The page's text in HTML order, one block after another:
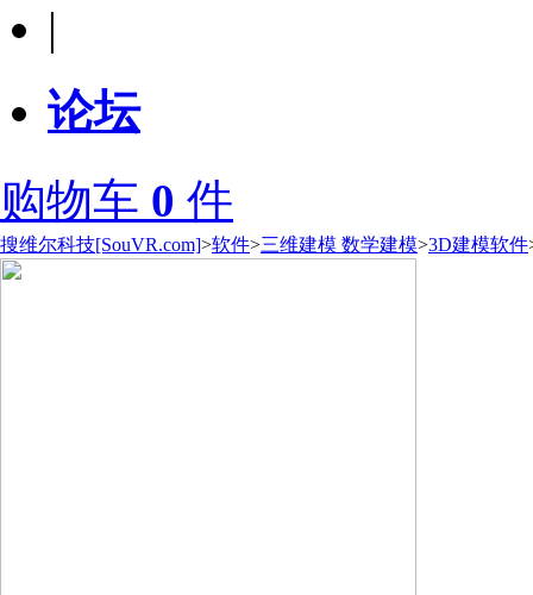
|
论坛
购物车 0 件
搜维尔科技[SouVR.com]>软件>三维建模 数学建模>3D建模软件